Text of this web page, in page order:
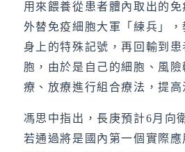
用來餵養從患者體內取出的
外替免疫細胞大軍「練兵」
身上的特殊記號，再回輸到患
胞，由於是自己的細胞、風
療、放療進行組合療法，提高
馮思中指出，長庚預計6月向
若通過將是國內第一個實際